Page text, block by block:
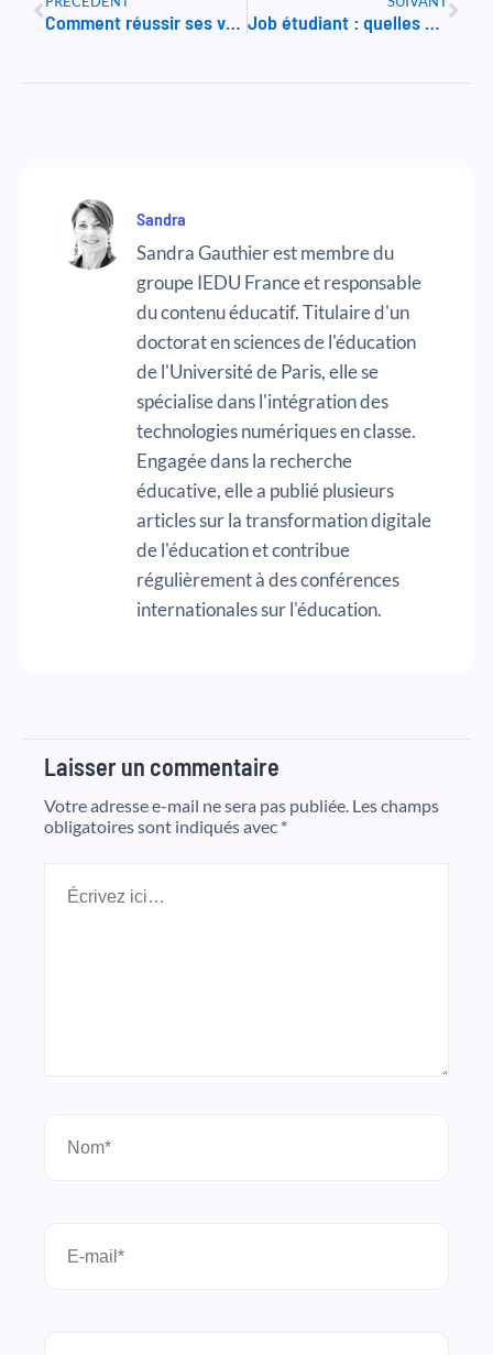
Comment réussir ses vœux Parcoursup en 2024 ? Job étudiant : quelles qualités pour devenir baby-sitter ?
Sandra
Sandra Gauthier est membre du
groupe IEDU France et responsable
du contenu éducatif. Titulaire d'un
doctorat en sciences de l'éducation
de l'Université de Paris, elle se
spécialise dans l'intégration des
technologies numériques en classe.
Engagée dans la recherche
éducative, elle a publié plusieurs
articles sur la transformation digitale
de l'éducation et contribue
régulièrement à des conférences
internationales sur l'éducation.
Laisser un commentaire
Votre adresse e-mail ne sera pas publiée. Les champs
obligatoires sont indiqués avec *
ici…
mail*